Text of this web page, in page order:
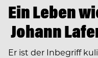
Ein Leben
Johann
Er ist der Inbegriff